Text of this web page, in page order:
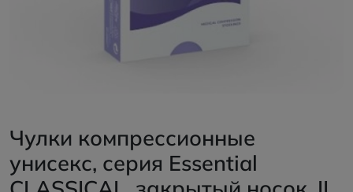
Чулки компрессионные
унисекс, серия Essential